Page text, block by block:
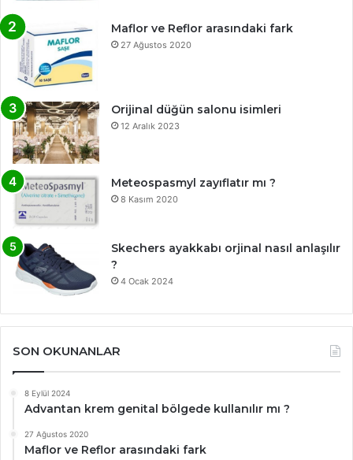
Maflor ve Reflor arasındaki fark
27 Ağustos 2020
Orijinal düğün salonu isimleri
12 Aralık 2023
Meteospasmyl zayıflatır mı ?
8 Kasım 2020
Skechers ayakkabı orjinal nasıl anlaşılır
?
4 Ocak 2024
SON OKUNANLAR
8 Eylül 2024
Advantan krem genital bölgede kullanılır mı ?
27 Ağustos 2020
Maflor ve Reflor arasındaki fark